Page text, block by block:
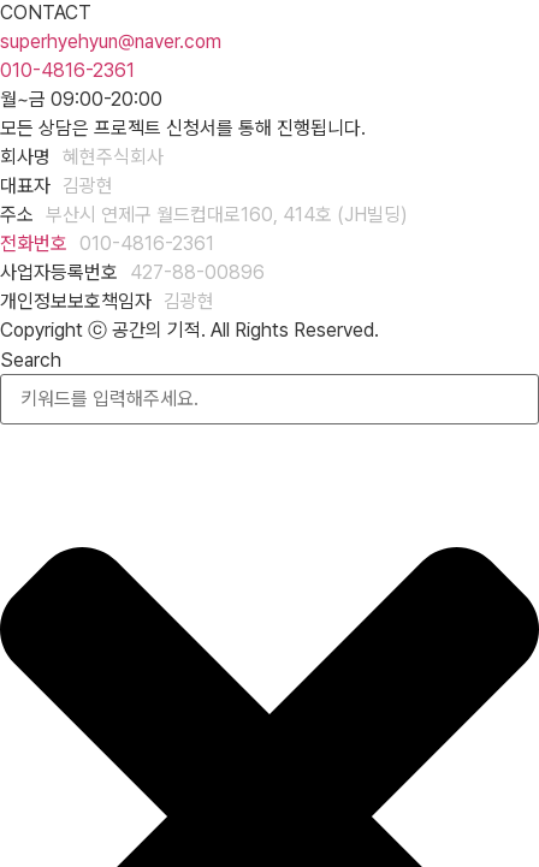
CONTACT
superhyehyun@naver.com
010-4816-2361
월~금 09:00-20:00
모든 상담은 프로젝트 신청서를 통해 진행됩니다.
회사명
혜현주식회사
대표자 김광현
주소 부산시 연제구 월드컵대로160, 414호 (JH빌딩)
전화번호
010-4816-2361
사업자등록번호
427-88-00896
개인정보보호책임자 김광현
Copyright ⓒ 공간의 기적. All Rights Reserved.
Search